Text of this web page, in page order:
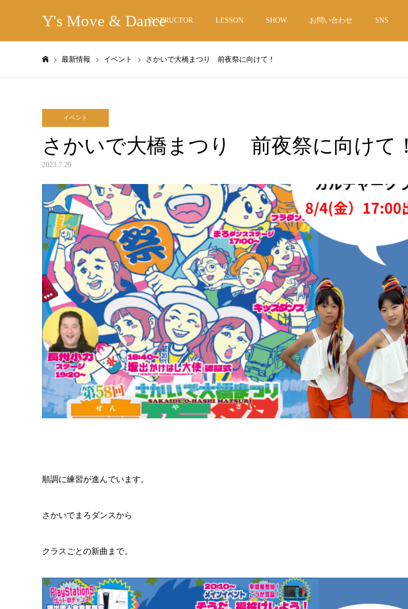
Y's Move & DanceINSTRUCTOR LESSON SHOW お問い合わせ SNS
最新情報 イベント さかいで大橋まつり 前夜祭に向けて！
イベント
さかいで大橋まつり 前夜祭に向けて！
2023.7.20
順調に練習が進んでいます。
さかいでまろダンスから
クラスごとの新曲まで。